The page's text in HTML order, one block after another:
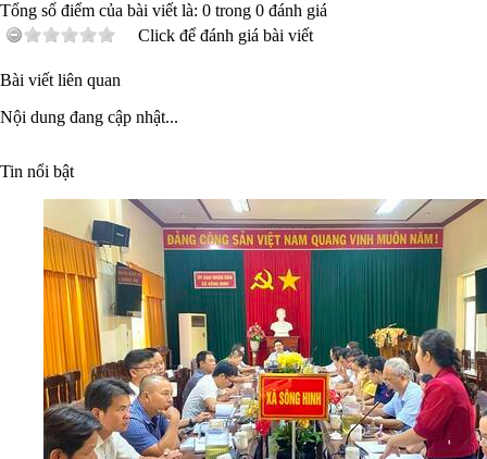
Tổng số điểm của bài viết là: 0 trong 0 đánh giá
Click để đánh giá bài viết
Bài viết liên quan
Nội dung đang cập nhật...
Tin nổi bật